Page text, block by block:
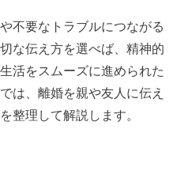
不要なトラブルにつながる
な伝え方を選べば、精神的
活をスムーズに進められた
は、離婚を親や友人に伝え
整理して解説します。